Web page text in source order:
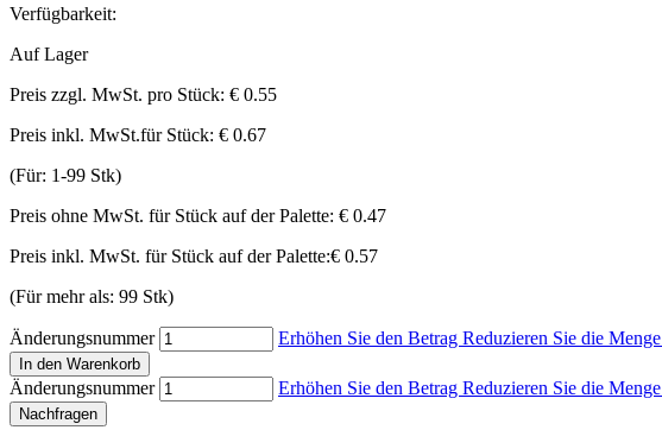
Verfügbarkeit:
Auf Lager
Preis zzgl. MwSt. pro Stück: € 0.55
Preis inkl. MwSt.für Stück: € 0.67
(Für: 1-99 Stk)
Preis ohne MwSt. für Stück auf der Palette: € 0.47
Preis inkl. MwSt. für Stück auf der Palette:€ 0.57
(Für mehr als: 99 Stk)
Änderungsnummer Erhöhen Sie den Betrag Reduzieren Sie die Menge
In den Warenkorb
Änderungsnummer Erhöhen Sie den Betrag Reduzieren Sie die Menge
Nachfragen